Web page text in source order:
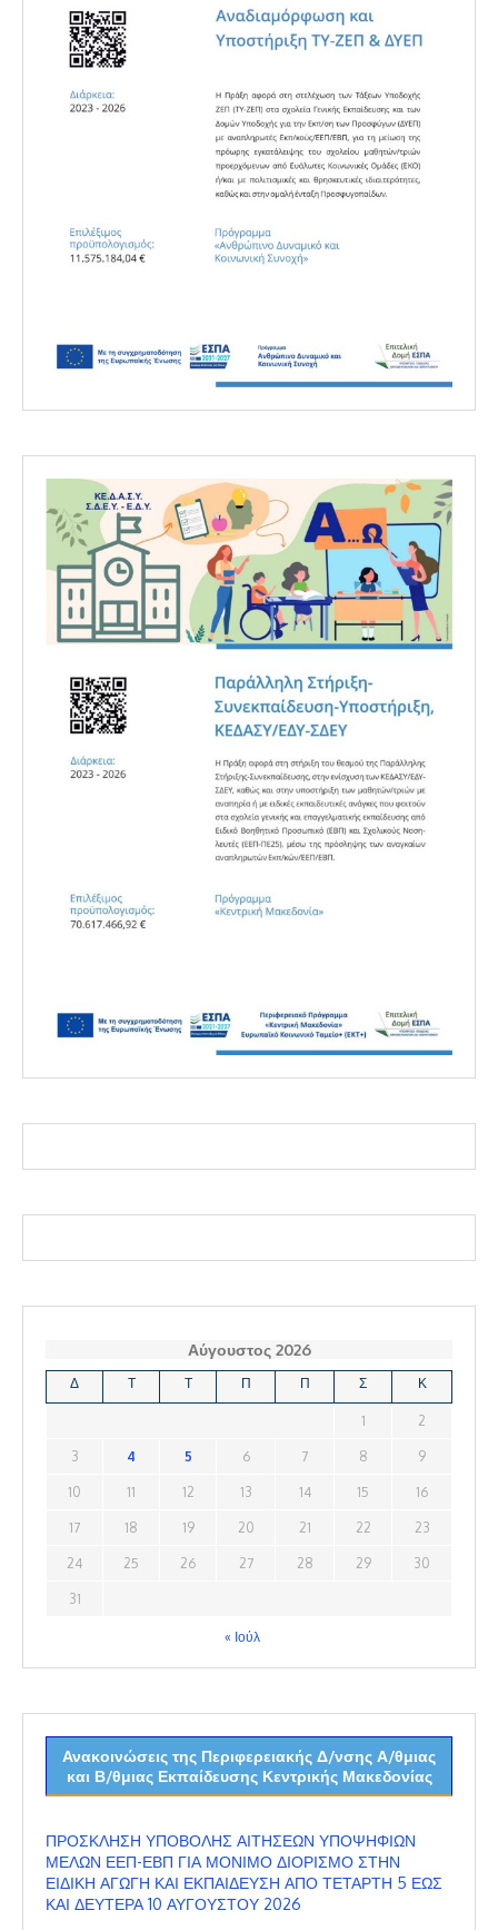
Αύγουστος 2026
Δ Τ Τ Π Π Σ Κ
1 2
3 4 5 6 7 8 9
10 11 12 13 14 15 16
17 18 19 20 21 22 23
24 25 26 27 28 29 30
31
« Ιούλ
Ανακοινώσεις της Περιφερειακής Δ/νσης Α/θμιας
και Β/θμιας Εκπαίδευσης Κεντρικής Μακεδονίας
ΠΡΟΣΚΛΗΣΗ ΥΠΟΒΟΛΗΣ ΑΙΤΗΣΕΩΝ ΥΠΟΨΗΦΙΩΝ
ΜΕΛΩΝ ΕΕΠ-ΕΒΠ ΓΙΑ ΜΟΝΙΜΟ ΔΙΟΡΙΣΜΟ ΣΤΗΝ
ΕΙΔΙΚΗ ΑΓΩΓΗ ΚΑΙ ΕΚΠΑΙΔΕΥΣΗ ΑΠΟ ΤΕΤΑΡΤΗ 5 ΕΩΣ
ΚΑΙ ΔΕΥΤΕΡΑ 10 ΑΥΓΟΥΣΤΟΥ 2026